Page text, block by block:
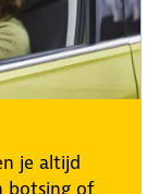
je altijd
botsing of